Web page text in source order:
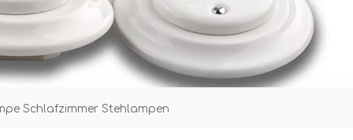
Schlafzimmer Stehlampen